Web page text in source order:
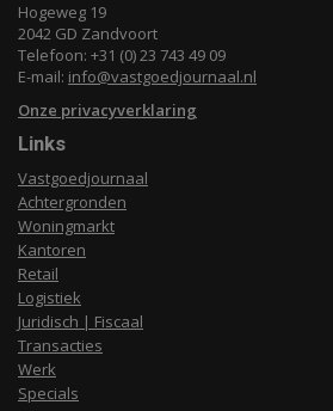
Hogeweg 19
2042 GD Zandvoort
Telefoon: +31 (0) 23 743 49 09
E-mail: info@vastgoedjournaal.nl
Onze privacyverklaring
Links
Vastgoedjournaal
Achtergronden
Woningmarkt
Kantoren
Retail
Logistiek
Juridisch | Fiscaal
Transacties
Werk
Specials